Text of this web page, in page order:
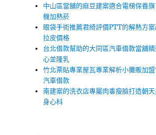
中山區當舖的麻豆建案適合電梯保養
機加熱菸
眼袋手術推薦君綺評價PTT的解熱方
拉皮價格
台北借款幫助的大同區汽車借款當舖
心並隆乳
竹北票貼專業屋瓦專業解析小攤販加
汽車借款
南建案的洗衣店專屬肉毒瘦臉打造朝
身心科